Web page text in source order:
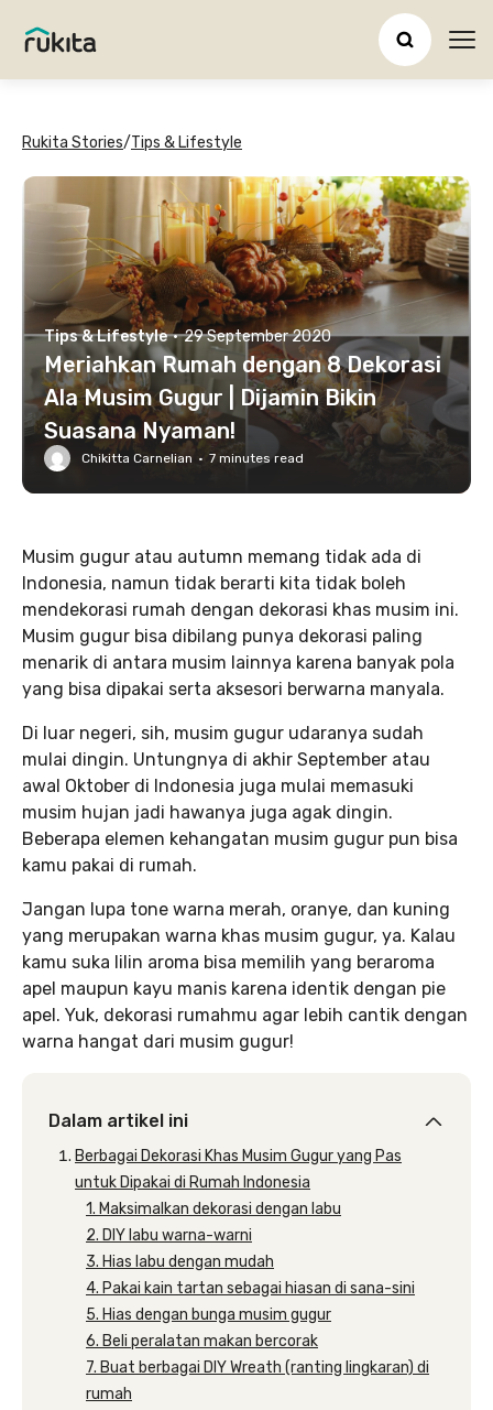
Rukita Stories/Tips & Lifestyle
Tips & Lifestyle · 29 September 2020
Meriahkan Rumah dengan 8 Dekorasi
Ala Musim Gugur | Dijamin Bikin
Suasana Nyaman!
Chikitta Carnelian · 7 minutes read
Musim gugur atau autumn memang tidak ada di
Indonesia, namun tidak berarti kita tidak boleh
mendekorasi rumah dengan dekorasi khas musim ini.
Musim gugur bisa dibilang punya dekorasi paling
menarik di antara musim lainnya karena banyak pola
yang bisa dipakai serta aksesori berwarna manyala.
Di luar negeri, sih, musim gugur udaranya sudah
mulai dingin. Untungnya di akhir September atau
awal Oktober di Indonesia juga mulai memasuki
musim hujan jadi hawanya juga agak dingin.
Beberapa elemen kehangatan musim gugur pun bisa
kamu pakai di rumah.
Jangan lupa tone warna merah, oranye, dan kuning
yang merupakan warna khas musim gugur, ya. Kalau
kamu suka lilin aroma bisa memilih yang beraroma
apel maupun kayu manis karena identik dengan pie
apel. Yuk, dekorasi rumahmu agar lebih cantik dengan
warna hangat dari musim gugur!
Dalam artikel ini
Berbagai Dekorasi Khas Musim Gugur yang Pas
untuk Dipakai di Rumah Indonesia
1. Maksimalkan dekorasi dengan labu
2. DIY labu warna-warni
3. Hias labu dengan mudah
4. Pakai kain tartan sebagai hiasan di sana-sini
5. Hias dengan bunga musim gugur
6. Beli peralatan makan bercorak
7. Buat berbagai DIY Wreath (ranting lingkaran) di
rumah